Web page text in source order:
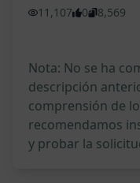
11,107 0 8,569
Nota: No se ha
descripción
comprensión de
recomendamos
y probar la